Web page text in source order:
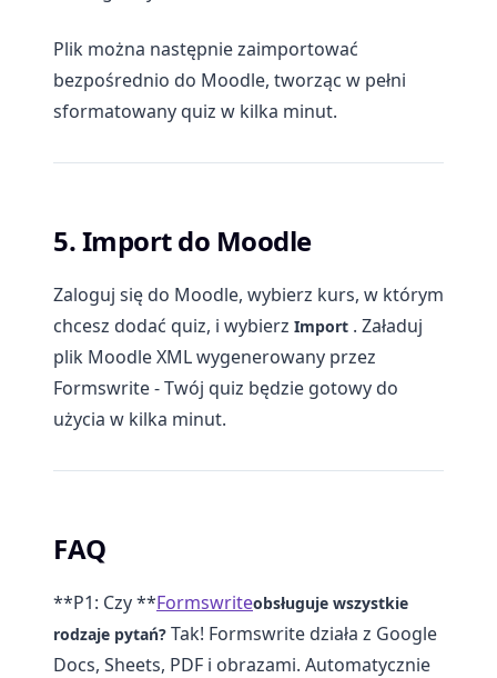
Plik można następnie zaimportować
bezpośrednio do Moodle, tworząc w pełni
sformatowany quiz w kilka minut.
5. Import do Moodle
Zaloguj się do Moodle, wybierz kurs, w którym
chcesz dodać quiz, i wybierz Import . Załaduj
plik Moodle XML wygenerowany przez
Formswrite - Twój quiz będzie gotowy do
użycia w kilka minut.
FAQ
**P1: Czy **Formswriteobsługuje wszystkie
rodzaje pytań? Tak! Formswrite działa z Google
Docs, Sheets, PDF i obrazami. Automatycznie